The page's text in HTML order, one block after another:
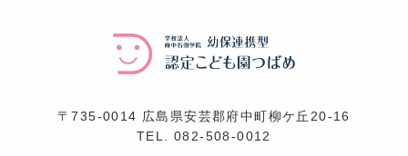
〒735-0014 広島県安芸郡府中町柳ケ丘20-16
TEL.082-508-0012